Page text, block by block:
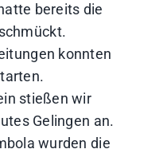
bereits die
konnten
stießen wir
Gelingen an.
wurden die